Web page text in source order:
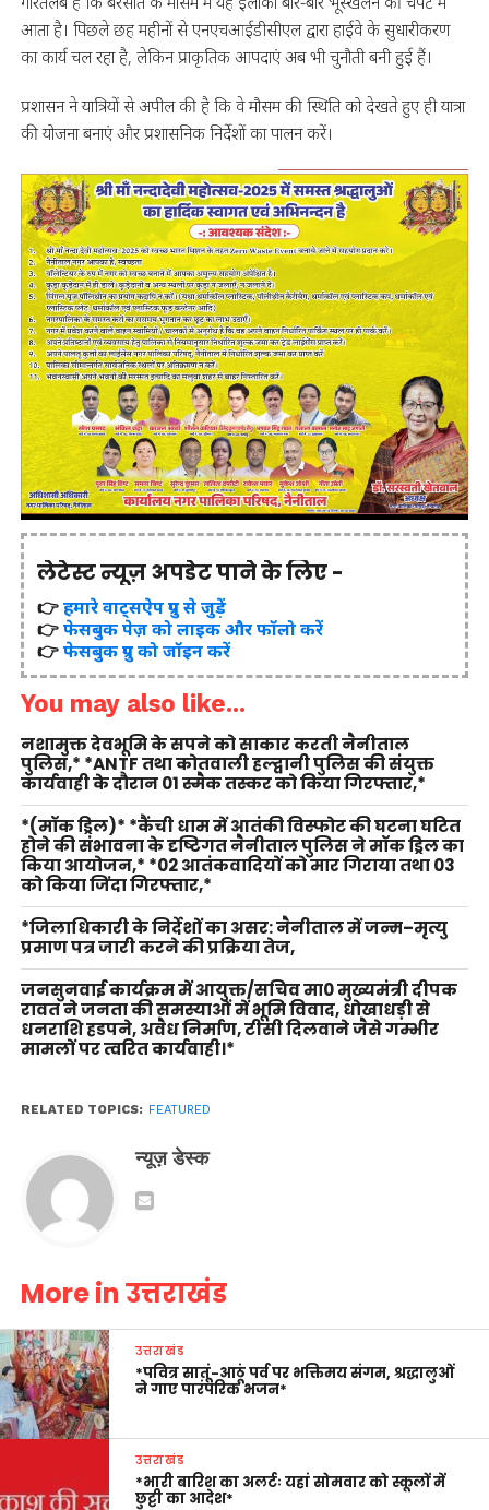
आता है। पिछले छह महीनों से एनएचआईडीसीएल द्वारा हाईवे के सुधारीकरण
का कार्य चल रहा है, लेकिन प्राकृतिक आपदाएं अब भी चुनौती बनी हुई हैं।
प्रशासन ने यात्रियों से अपील की है कि वे मौसम की स्थिति को देखते हुए ही यात्रा
की योजना बनाएं और प्रशासनिक निर्देशों का पालन करें।
लेटेस्ट न्यूज़ अपडेट पाने के लिए -
👉हमारे वाट्सऐप ग्रुप से जुड़ें
👉फेसबुक पेज़ को लाइक और फॉलो करें
👉फेसबुक ग्रुप को जॉइन करें
You may also like...
नशामुक्त देवभूमि के सपने को साकार करती नैनीताल
पुलिस,* *ANTF तथा कोतवाली हल्द्वानी पुलिस की संयुक्त
कार्यवाही के दौरान 01 स्मैक तस्कर को किया गिरफ्तार,*
*(मॉक ड्रिल)* *कैंची धाम में आतंकी विस्फोट की घटना घटित
होने की संभावना के दृष्टिगत नैनीताल पुलिस ने मॉक ड्रिल का
किया आयोजन,* *02 आतंकवादियों को मार गिराया तथा 03
को किया जिंदा गिरफ्तार,*
*जिलाधिकारी के निर्देशों का असर: नैनीताल में जन्म–मृत्यु
प्रमाण पत्र जारी करने की प्रक्रिया तेज,
जनसुनवाई कार्यक्रम में आयुक्त/सचिव मा0 मुख्यमंत्री दीपक
रावत ने जनता की समस्याओं में भूमि विवाद, धोखाधड़ी से
धनराशि हडपने, अवैध निर्माण, टीसी दिलवाने जैसे गम्भीर
मामलों पर त्वरित कार्यवाही।*
RELATED TOPICS: FEATURED
न्यूज़ डेस्क
More in उत्तराखंड
उत्तराखंड
*पवित्र सातूं-आठूं पर्व पर भक्तिमय संगम, श्रद्धालुओं
ने गाए पारंपरिक भजन*
उत्तराखंड
*भारी बारिश का अलर्टः यहां सोमवार को स्कूलों में
छुट्टी का आदेश*